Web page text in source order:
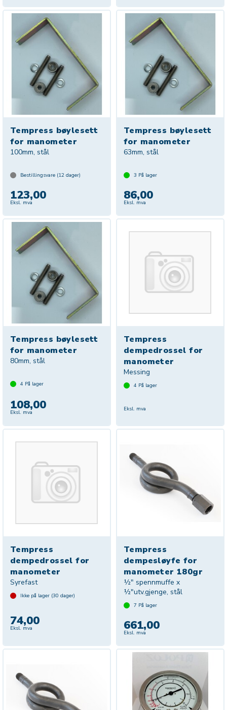
Tempress bøylesett
for manometer
100mm, stål
Bestillingsvare (12 dager)
123,00
Eksl. mva
Tempress bøylesett
for manometer
63mm, stål
3 På lager
86,00
Eksl. mva
Tempress bøylesett
for manometer
80mm, stål
4 På lager
108,00
Eksl. mva
Tempress
dempedrossel for
manometer
Messing
4 På lager
Eksl. mva
Tempress
dempedrossel for
manometer
Syrefast
Ikke på lager (30 dager)
74,00
Eksl. mva
Tempress
dempesløyfe for
manometer 180gr
½" spennmuffe x
½"utv.gjenge, stål
7 På lager
661,00
Eksl. mva